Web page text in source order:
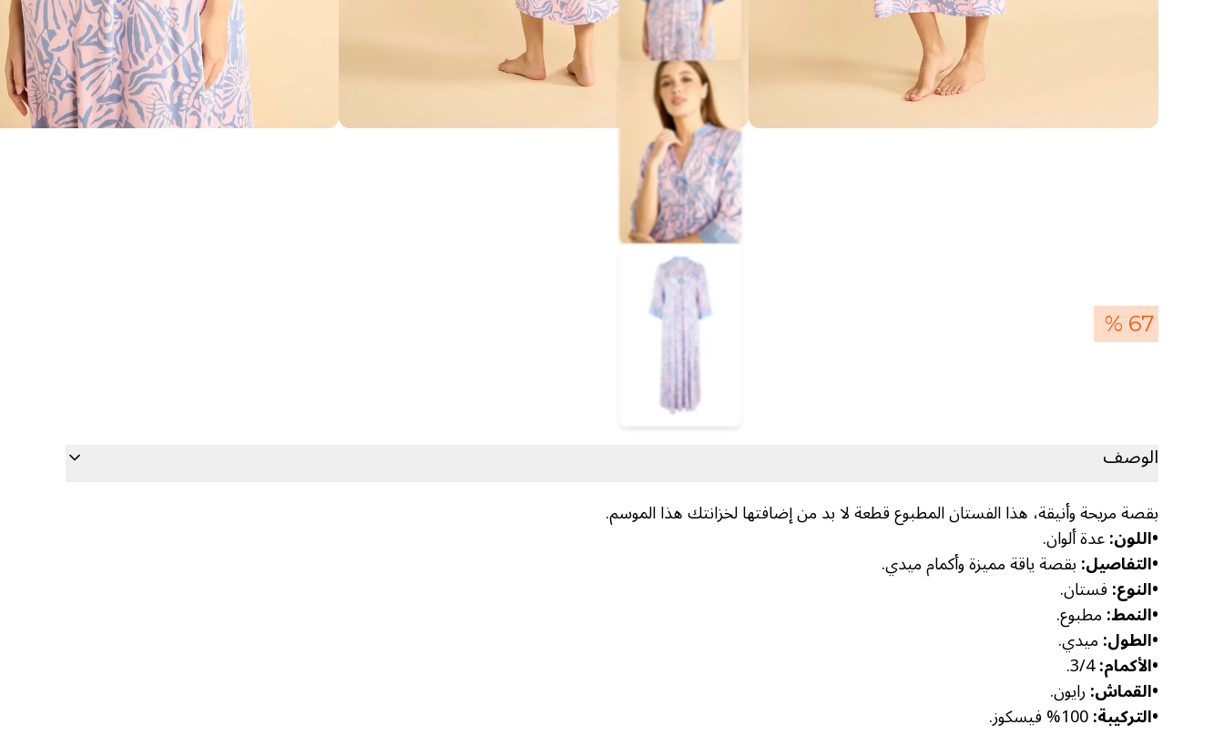
67 %
الوصف
بقصة مريحة وأنيقة، هذا الفستان المطبوع قطعة لا بد من إضافتها لخزانتك هذا الموسم.
•اللون:عدة ألوان.
•التفاصيل:بقصة ياقة مميزة وأكمام ميدي.
•النوع:فستان.
•النمط:مطبوع.
•الطول:ميدي.
•الأكمام:3/4.
•القماش:رايون.
•التركيبة: